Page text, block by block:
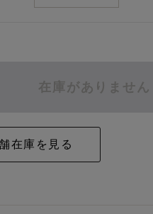
在庫がありません